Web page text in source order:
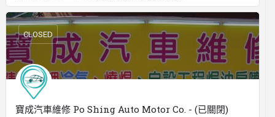
寶成汽車維修 Po Shing Auto Motor Co. - (已關閉)
CLOSED